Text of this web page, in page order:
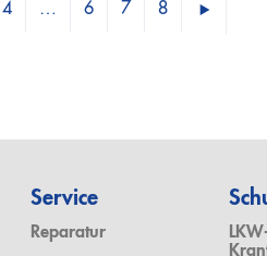
4 … 6 7 8
Service
Reparatur